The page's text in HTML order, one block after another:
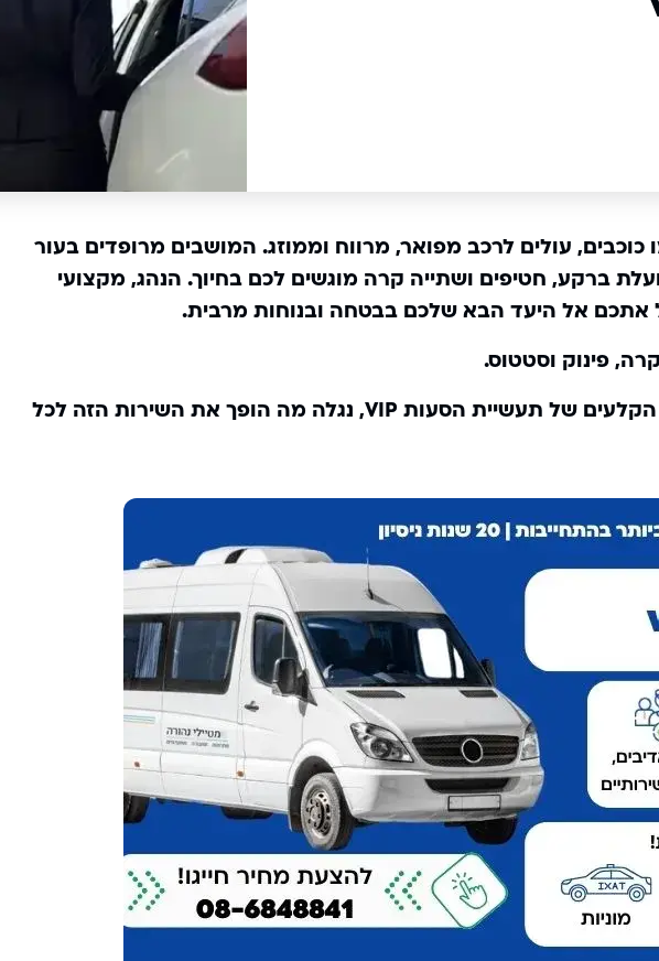
עולים לרכב מפואר, מרווח וממוזג. המושבים מרופדים בעור
ברקע, חטיפים ושתייה קרה מוגשים לכם בחיוך. הנהג, מקצועי
אתכם אל היעד הבא שלכם בבטחה ובנוחות מרבית.
במאמר זה, נצא למסע אל מאחורי הקלעים של תעשיית הסעות VIP, נגלה מה הופך את השירות הזה לכל